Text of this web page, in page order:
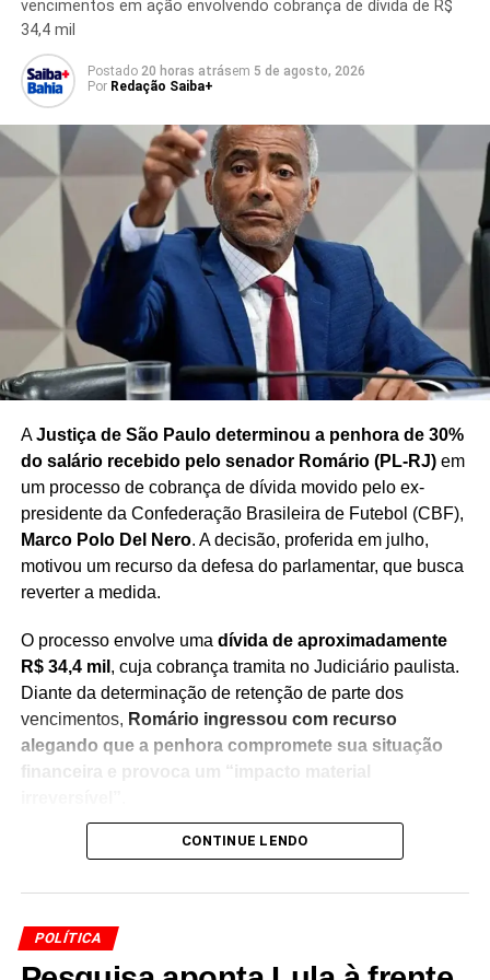
primeira vez que a Lei Magnitsky é aplicada contra
autoridades de uma democracia
contra regimes ditatoriais, grupos terroristas e
criminosos internacionais
Redação Saiba+
TÓPICOS RELACIONADOS
ALEXANDRE DE MORAES
CORINTHIANS X PALMEIRAS
DONALD TRUMP
GALVÃO BUENO
GESTO OBSCENO MORAES
LEI MAGNITSKY
MORAES CORINTHIANS
NEO QUÍMICA ARENA
POLÍTICA INTERNACIONAL
PROIBIÇÃO DE ENTRADA NOS EUA.
SANÇÃO MORAES
PRÓXIMO
Governo dribla regras fiscais e libera R$ 20,6 bi
NÃO PERCA
Lula reage a sanções dos EUA: “Hoje é dia
sagrado da soberania”
vencimentos em ação envolvendo cobrança de dívida de R$
34,4 mil
Postado 20 horas atrásem 5 de agosto, 2026
Por Redação Saiba+
AJustiça de São Paulo determinou a penhora de 30%
do salário recebido pelo senador Romário (PL-RJ)em
um processo de cobrança de dívida movido pelo ex-
presidente da Confederação Brasileira de Futebol (CBF),
Marco Polo Del Nero. A decisão, proferida em julho,
motivou um recurso da defesa do parlamentar, que busca
reverter a medida.
O processo envolve uma dívida de aproximadamente
R$ 34,4 mil , cuja cobrança tramita no Judiciário paulista.
Diante da determinação de retenção de parte dos
vencimentos, Romário ingressou com recurso
alegando que a penhora compromete sua situação
financeira e provoca um “impacto material
Na manifestação apresentada à Justiça, a defesa do
seria ilegal, argumentando que a medida afeta recursos
utilizados para sua manutenção pessoal e despesas do
cotidiano. O recurso solicita a revisão da decisão e a
CONTINUE LENDO
POLÍTICA